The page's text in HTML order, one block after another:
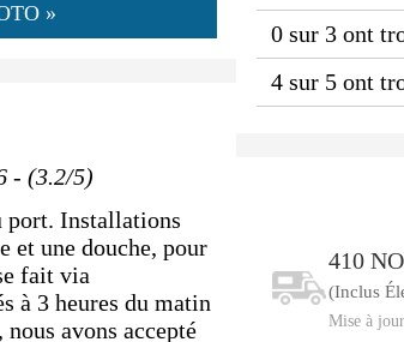
»
- (3.2/5)
port. Installations
et une douche, pour
fait via
à 3 heures du matin
avons accepté
0 sur 3 ont
4 sur 5 ont
410
(Inclus
Mise à